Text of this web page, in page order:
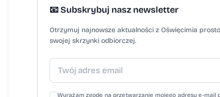
📧 Subskrybuj nasz newsletter
Otrzymuj najnowsze aktualności z Oświęcimia
swojej skrzynki odbiorczej.
Wyrażam zgodę na przetwarzanie mojego adresu e-mail